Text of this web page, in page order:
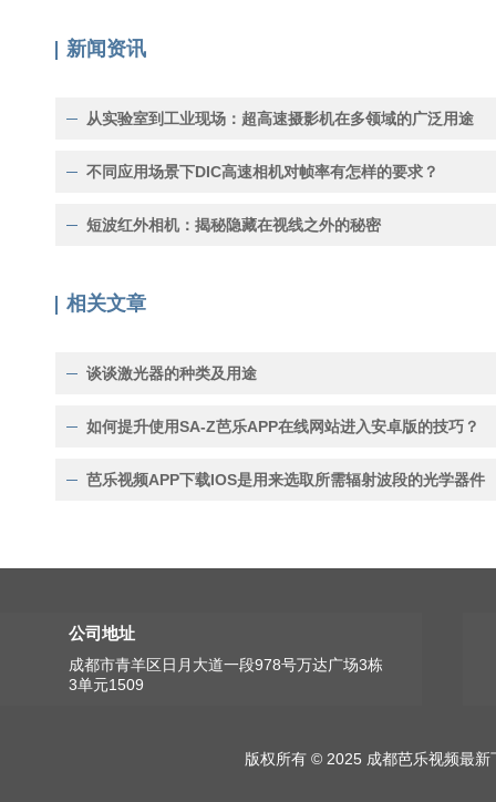
新闻资讯
从实验室到工业现场：超高速摄影机在多领域的广泛用途
不同应用场景下DIC高速相机对帧率有怎样的要求？
短波红外相机：揭秘隐藏在视线之外的秘密
相关文章
谈谈激光器的种类及用途
如何提升使用SA-Z芭乐APP在线网站进入安卓版的技巧？
芭乐视频APP下载IOS是用来选取所需辐射波段的光学器件
公司地址
成都市青羊区日月大道一段978号万达广场3栋
3单元1509
版权所有 © 2025 成都芭乐视频最